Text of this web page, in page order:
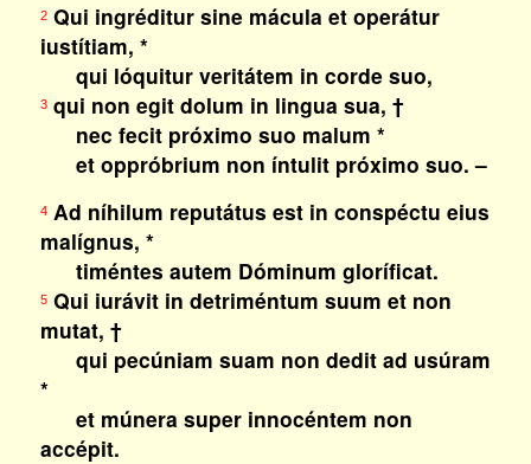
2Qui ingréditur sine mácula et operátur
iustítiam, *
qui lóquitur veritátem in corde suo,
3qui non egit dolum in lingua sua, †
nec fecit próximo suo malum *
et oppróbrium non íntulit próximo suo. –
4Ad níhilum reputátus est in conspéctu eius
malígnus, *
timéntes autem Dóminum gloríficat.
5Qui iurávit in detriméntum suum et non
mutat, †
qui pecúniam suam non dedit ad usúram
*
et múnera super innocéntem non
accépit.